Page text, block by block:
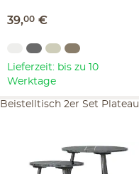
39,00 €
Lieferzeit: bis zu 10
Werktage
Beistelltisch 2er Set Plateau